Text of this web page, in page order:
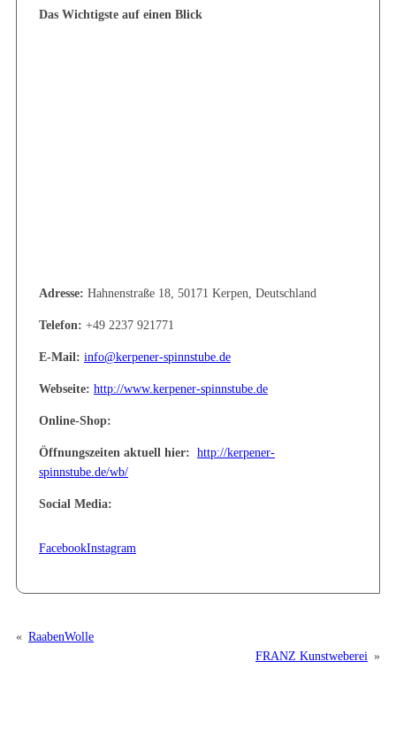
Das Wichtigste auf einen Blick
Adresse: Hahnenstraße 18, 50171 Kerpen, Deutschland
Telefon: +49 2237 921771
E-Mail: info@kerpener-spinnstube.de
Webseite: http://www.kerpener-spinnstube.de
Online-Shop:
Öffnungszeiten aktuell hier: http://kerpener-
spinnstube.de/wb/
Social Media:
FacebookInstagram
« RaabenWolle
FRANZ Kunstweberei »